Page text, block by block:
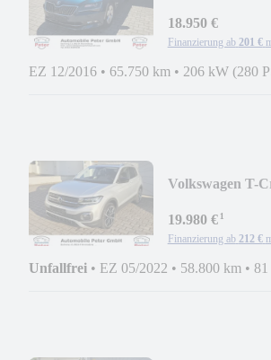
18.950 €
Finanzierung ab 201 €
EZ 12/2016 • 65.750 km • 206 kW (280
Volkswagen T-
19.980 €¹
Finanzierung ab 212 €
Unfallfrei • EZ 05/2022 • 58.800 km • 81